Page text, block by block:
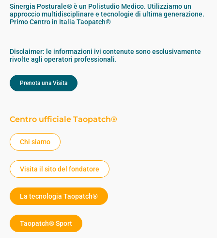
Sinergia Posturale® è un Polistudio Medico. Utilizziamo un
approccio multidisciplinare e tecnologie di ultima generazione.
Primo Centro in Italia Taopatch®
Disclaimer: le informazioni ivi contenute sono esclusivamente
rivolte agli operatori professionali.
Prenota una Visita
Centro ufficiale Taopatch®
Chi siamo
Visita il sito del fondatore
La tecnologia Taopatch®
Taopatch® Sport